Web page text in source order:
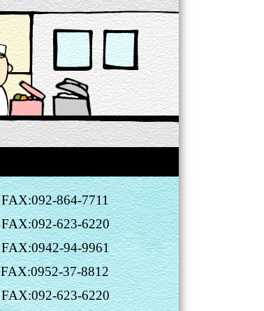
FAX:092-864-7711
FAX:092-623-6220
FAX:0942-94-9961
FAX:0952-37-8812
FAX:092-623-6220